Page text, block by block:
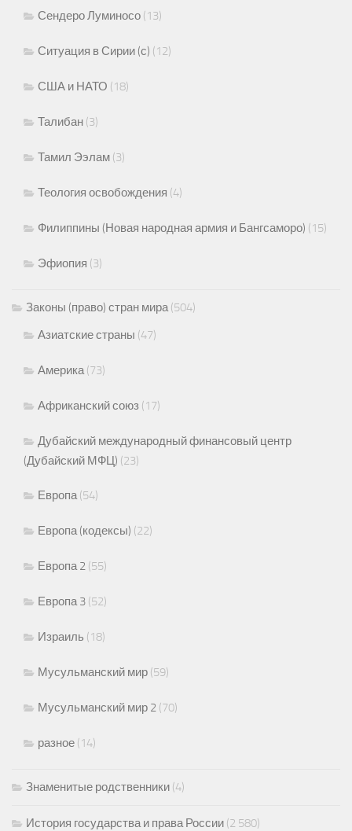
Сендеро Луминосо (13)
Ситуация в Сирии (с) (12)
США и НАТО (18)
Талибан (3)
Тамил Ээлам (3)
Теология освобождения (4)
Филиппины (Новая народная армия и Бангсаморо) (15)
Эфиопия (3)
Законы (право) стран мира(504)
Азиатские страны (47)
Америка(73)
Африканский союз (17)
Дубайский международный финансовый центр
(Дубайский МФЦ) (23)
Европа(54)
Европа (кодексы) (22)
Европа 2 (55)
Европа 3 (52)
Израиль (18)
Мусульманский мир (59)
Мусульманский мир 2 (70)
разное (14)
Знаменитые родственники (4)
История государства и права России (2 580)